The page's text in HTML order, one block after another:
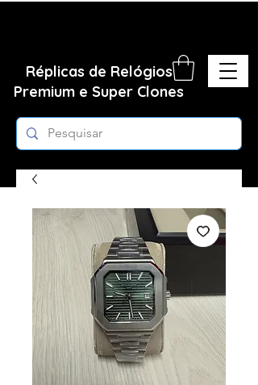
Réplicas de Relógios
Premium e Super Clones